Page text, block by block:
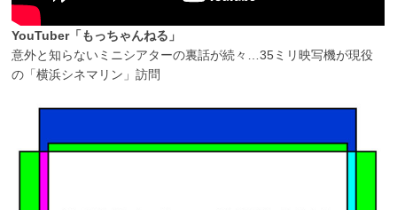
YouTuber「もっちゃんねる」
意外と知らないミニシアターの裏話が続々…35ミリ映写機が現役
の「横浜シネマリン」訪問